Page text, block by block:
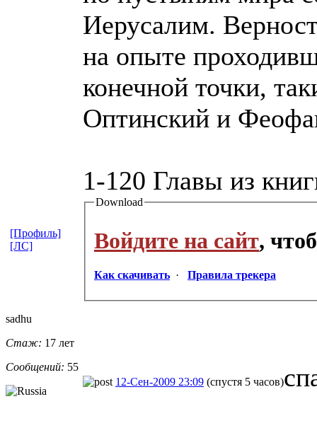
Иерусалим.
на опыте
конечной точки,
Оптинский и
1-120 Главы из
Download
Войдите на сайт,
Как скачивать · Правила трекера
[Профиль]
[ЛС]
sadhu
Стаж: 17 лет
Сообщений: 55
12-Сен-2009 23:09 (спустя 5 часов)